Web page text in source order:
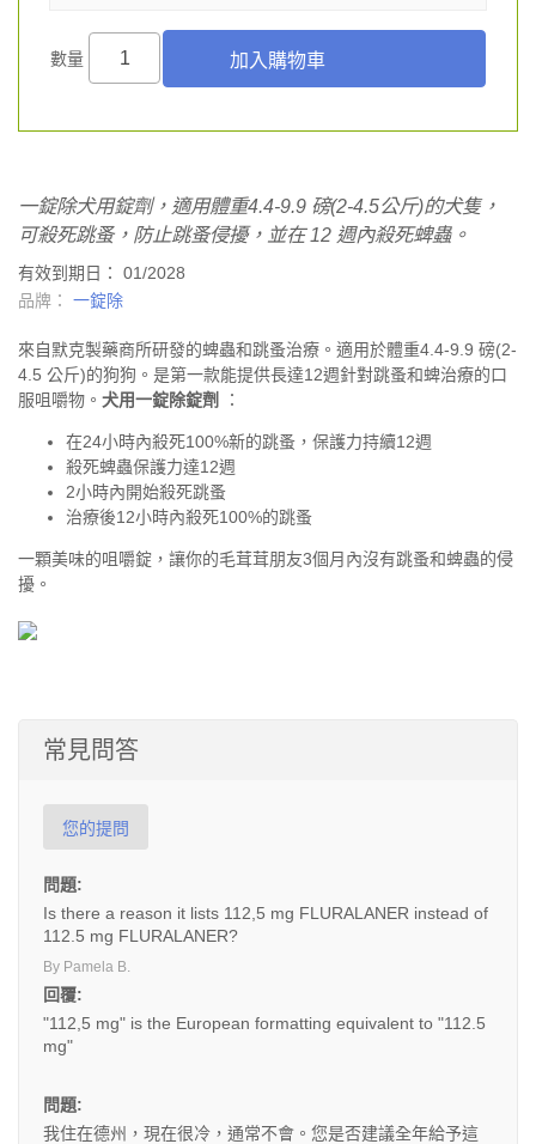
數量
一錠除犬用錠劑，適用體重4.4-9.9 磅(2-4.5公斤)的犬隻，
可殺死跳蚤，防止跳蚤侵擾，並在 12 週內殺死蜱蟲。
有效到期日： 01/2028
品牌：
一錠除
來自默克製藥商所研發的蜱蟲和跳蚤治療。適用於體重4.4-9.9 磅(2-
4.5 公斤)的狗狗。是第一款能提供長達12週針對跳蚤和蜱治療的口
服咀嚼物。 犬用一錠除錠劑 ：
在24小時內殺死100%新的跳蚤，保護力持續12週
殺死蜱蟲保護力達12週
2小時內開始殺死跳蚤
治療後12小時內殺死100%的跳蚤
一顆美味的咀嚼錠，讓你的毛茸茸朋友3個月內沒有跳蚤和蜱蟲的侵
擾。
常見問答
您的提問
問題:
Is there a reason it lists 112,5 mg FLURALANER instead of
112.5 mg FLURALANER?
By Pamela B.
回覆:
"112,5 mg" is the European formatting equivalent to "112.5
mg"
問題:
我住在德州，現在很冷，通常不會。您是否建議全年給予這